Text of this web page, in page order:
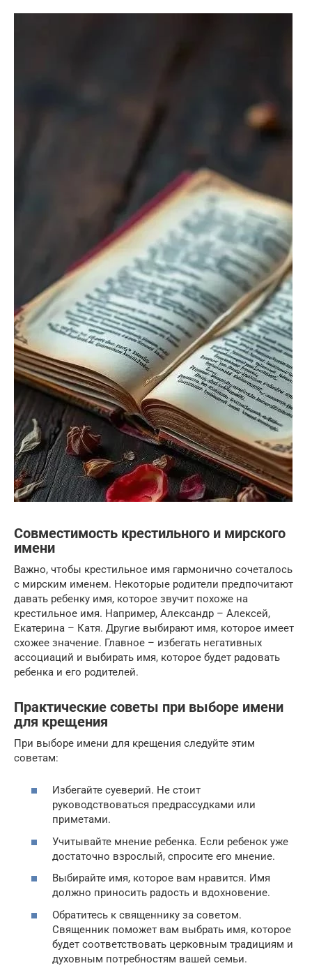
Совместимость крестильного и мирского
имени
Важно, чтобы крестильное имя гармонично сочеталось
с мирским именем. Некоторые родители предпочитают
давать ребенку имя, которое звучит похоже на
крестильное имя. Например, Александр – Алексей,
Екатерина – Катя. Другие выбирают имя, которое имеет
схожее значение. Главное – избегать негативных
ассоциаций и выбирать имя, которое будет радовать
ребенка и его родителей.
Практические советы при выборе имени
для крещения
При выборе имени для крещения следуйте этим
советам:
Избегайте суеверий. Не стоит
руководствоваться предрассудками или
приметами.
Учитывайте мнение ребенка. Если ребенок уже
достаточно взрослый, спросите его мнение.
Выбирайте имя, которое вам нравится. Имя
должно приносить радость и вдохновение.
Обратитесь к священнику за советом.
Священник поможет вам выбрать имя, которое
будет соответствовать церковным традициям и
духовным потребностям вашей семьи.